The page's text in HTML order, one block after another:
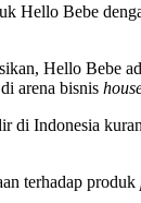
Hello Bebe
Hello Bebe
arena bisnis
Indonesia
terhadap produk